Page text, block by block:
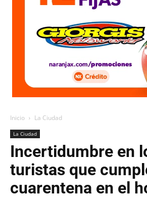
Inicio La Ciudad
La Ciudad
Incertidumbre en
turistas que
cuarentena en el